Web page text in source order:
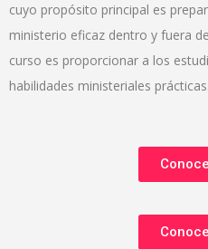
cuyo propósito principal es
ministerio eficaz dentro y fuera
curso es proporcionar a los
habilidades ministeriales prácticas.